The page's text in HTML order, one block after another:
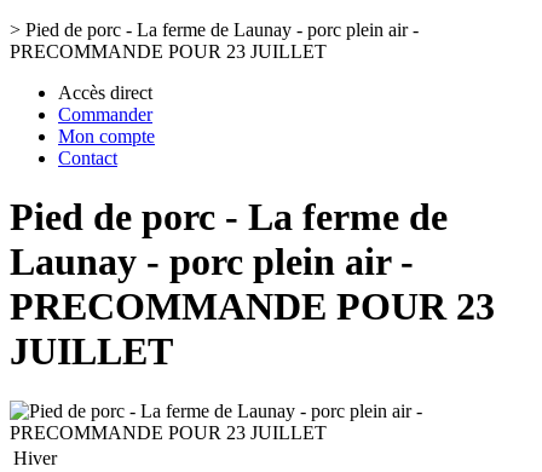
> Pied de porc - La ferme de Launay - porc plein air -
PRECOMMANDE POUR 23 JUILLET
Accès direct
Commander
Mon compte
Contact
Pied de porc - La ferme de
Launay - porc plein air -
PRECOMMANDE POUR 23
JUILLET
Hiver